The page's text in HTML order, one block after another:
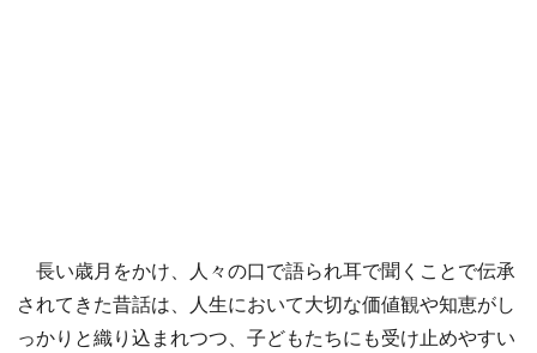
長い歳月をかけ、人々の口で語られ耳で聞くことで伝承
されてきた昔話は、人生において大切な価値観や知恵がし
っかりと織り込まれつつ、子どもたちにも受け止めやすい